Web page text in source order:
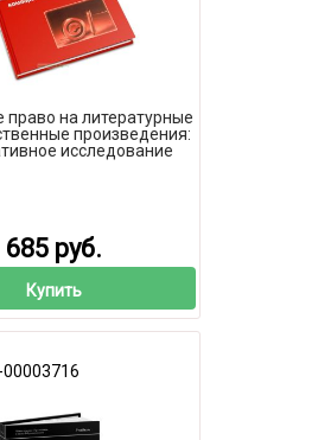
право на литературные
произведения:
исследование
685 руб.
Купить